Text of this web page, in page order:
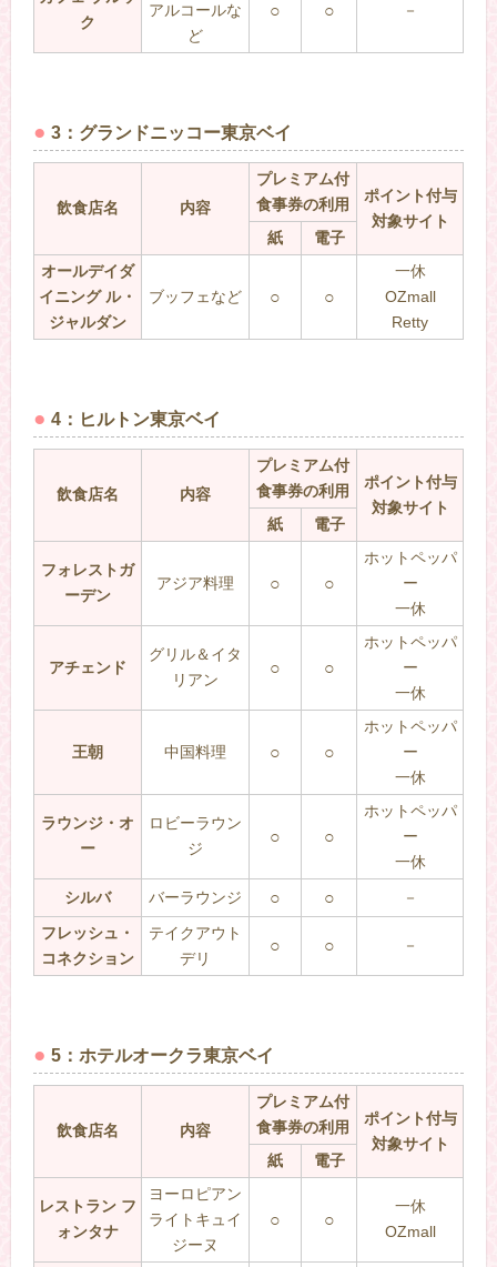
ク
アルコールな
ど
○ ○ －
3：グランドニッコー東京ベイ
飲食店名 内容
プレミアム付
食事券の利用
ポイント付与
対象サイト
紙
電子
オールデイダ
イニング ル・
ジャルダン
ブッフェなど ○ ○
一休
OZmall
Retty
4：ヒルトン東京ベイ
飲食店名 内容
プレミアム付
食事券の利用
ポイント付与
対象サイト
紙
電子
フォレストガ
ーデン
アジア料理 ○ ○
ホットペッパ
ー
一休
アチェンド
グリル＆イタ
リアン
○ ○
ホットペッパ
ー
一休
王朝 中国料理 ○ ○
ホットペッパ
ー
一休
ラウンジ・オ
ー
ロビーラウン
ジ
○ ○
ホットペッパ
ー
一休
シルバ
バーラウンジ ○ ○
－
フレッシュ・
コネクション
テイクアウト
デリ
○ ○ －
5：ホテルオークラ東京ベイ
飲食店名 内容
プレミアム付
食事券の利用
ポイント付与
対象サイト
紙
電子
レストラン フ
ォンタナ
ヨーロピアン
ライトキュイ
ジーヌ
○ ○
一休
OZmall